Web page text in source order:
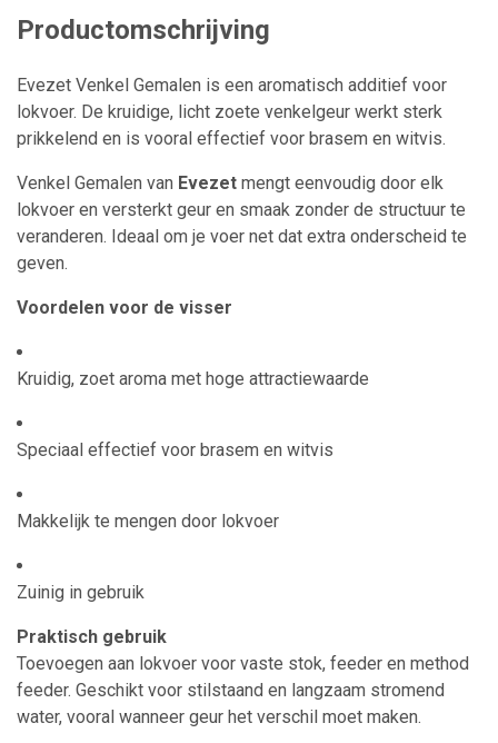
Productomschrijving
Evezet Venkel Gemalen is een aromatisch additief voor
lokvoer. De kruidige, licht zoete venkelgeur werkt sterk
prikkelend en is vooral effectief voor brasem en witvis.
Venkel Gemalen van Evezet mengt eenvoudig door elk
lokvoer en versterkt geur en smaak zonder de structuur te
veranderen. Ideaal om je voer net dat extra onderscheid te
geven.
Voordelen voor de visser
Kruidig, zoet aroma met hoge attractiewaarde
Speciaal effectief voor brasem en witvis
Makkelijk te mengen door lokvoer
Zuinig in gebruik
Praktisch gebruik
Toevoegen aan lokvoer voor vaste stok, feeder en method
feeder. Geschikt voor stilstaand en langzaam stromend
water, vooral wanneer geur het verschil moet maken.